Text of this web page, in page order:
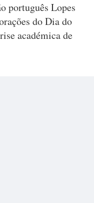
português Lopes
do Dia do
académica de